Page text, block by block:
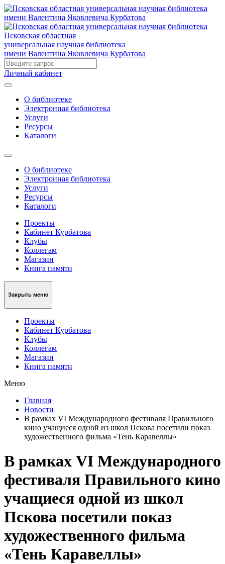
Псковская областная
универсальная научная библиотека
имени Валентина Яковлевича Курбатова
Личный кабинет
О библиотеке
Электронная библиотека
Услуги
Ресурсы
Каталоги
О библиотеке
Электронная библиотека
Услуги
Ресурсы
Каталоги
Проекты
Кабинет Курбатова
Клубы
Коллегам
Магазин
Книга памяти
Закрыть меню
Проекты
Кабинет Курбатова
Клубы
Коллегам
Магазин
Книга памяти
Меню
Главная
Новости
В рамках VI Международного фестиваля Правильного
кино учащиеся одной из школ Пскова посетили показ
художественного фильма «Тень Каравеллы»
В рамках VI Международного
фестиваля Правильного кино
учащиеся одной из школ
Пскова посетили показ
художественного фильма
«Тень Каравеллы»